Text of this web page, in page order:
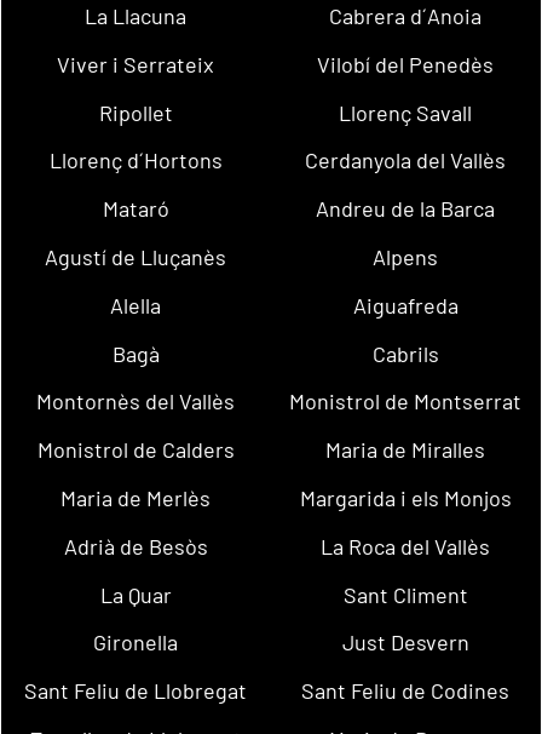
La Llacuna
Cabrera d´Anoia
Viver i Serrateix
Vilobí del Penedès
Ripollet
Llorenç Savall
Llorenç d´Hortons
Cerdanyola del Vallès
Mataró
Andreu de la Barca
Agustí de Lluçanès
Alpens
Alella
Aiguafreda
Bagà
Cabrils
Montornès del Vallès
Monistrol de Montserrat
Monistrol de Calders
Maria de Miralles
Maria de Merlès
Margarida i els Monjos
Adrià de Besòs
La Roca del Vallès
La Quar
Sant Climent
Gironella
Just Desvern
Sant Feliu de Llobregat
Sant Feliu de Codines